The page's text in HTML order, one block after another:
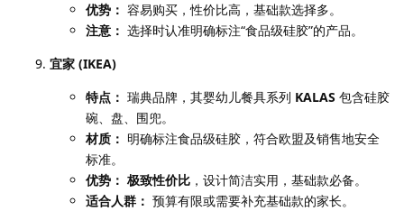
优势： 容易购买，性价比高，基础款选择多。
注意： 选择时认准明确标注“食品级硅胶”的产品。
宜家 (IKEA)
特点： 瑞典品牌，其婴幼儿餐具系列 KALAS 包含硅胶
碗、盘、围兜。
材质： 明确标注食品级硅胶，符合欧盟及销售地安全
标准。
优势： 极致性价比 ，设计简洁实用，基础款必备。
适合人群： 预算有限或需要补充基础款的家长。